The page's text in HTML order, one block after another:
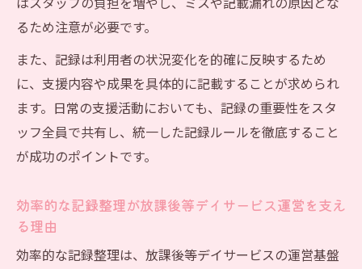
はスタッフの負担を増やし、ミスや記載漏れの原因とな
るため注意が必要です。
また、記録は利用者の状況変化を的確に反映するため
に、支援内容や成果を具体的に記載することが求められ
ます。日常の支援活動においても、記録の重要性をスタ
ッフ全員で共有し、統一した記録ルールを徹底すること
が成功のポイントです。
効率的な記録整理が放課後等デイサービス運営を支え
る理由
効率的な記録整理は、放課後等デイサービスの運営基盤